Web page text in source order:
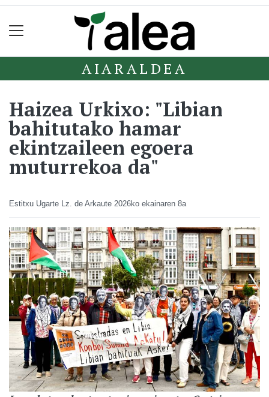
AIARALDEA
Haizea Urkixo: "Libian
bahitutako hamar
ekintzaileen egoera
muturrekoa da"
Estitxu Ugarte Lz. de Arkaute 2026ko ekainaren 8a